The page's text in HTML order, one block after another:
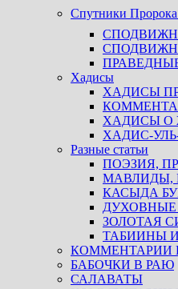
Хадисы
ХАДИСЫ
ХАДИСЫ
ХАДИС-
Разные статьи
ПОЭЗИЯ,
МАВЛИДЫ,
КАСЫДА
ДУХОВНЫЕ
ЗОЛОТАЯ
ТАБИИНЫ
КОММЕНТАРИИ
БАБОЧКИ В РАЮ
САЛАВАТЫ